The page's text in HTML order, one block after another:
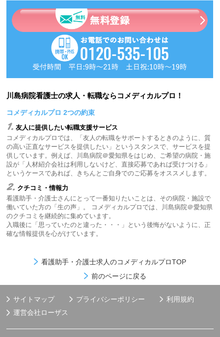
川島病院看護士の求人・転職ならコメディカルプロ！
コメディカルプロ 2つの約束
1. 友人に提供したい転職支援サービス
コメディカルプロでは、「友人の転職をサポートするときのように、質
の高い正直なサービスを提供したい」というスタンスで、サービスを提
供しています。例えば、川島病院＠愛知県をはじめ、ご希望の病院・施
設が「人材紹介会社は利用しないけど、直接応募であれば受けつける」
というケースであれば、きちんとご自身でのご応募をオススメします。
2. クチコミ・情報力
看護助手・介護士さんにとって一番知りたいことは、その病院・施設で
働いていた方の「生の声」。 コメディカルプロでは、川島病院＠愛知県
のクチコミを継続的に集めています。
入職後に「思っていたのと違った・・・」という後悔がないように、正
確な情報提供を心がけています。
看護助手・介護士求人のコメディカルプロTOP
前のページに戻る
サイトマップ プライバシーポリシー
利用規約
運営会社ローザス